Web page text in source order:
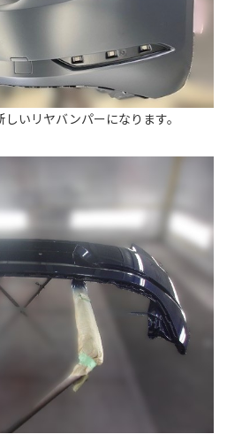
いリヤバンパーになります。